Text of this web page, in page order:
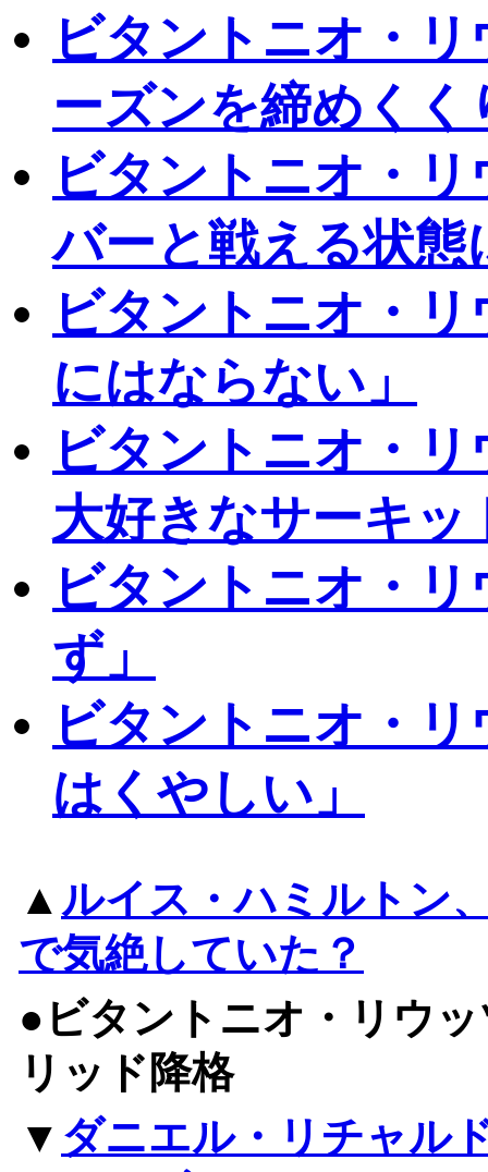
ビタントニオ・
ーズンを締めく
ビタントニオ・
バーと戦える状態
ビタントニオ・
にはならない」
ビタントニオ・
大好きなサーキッ
ビタントニオ・
ず」
ビタントニオ・
はくやしい」
▲ ルイス・ハミルトン
で気絶していた？
●ビタントニオ・リウ
リッド降格
▼ ダニエル・リチャル